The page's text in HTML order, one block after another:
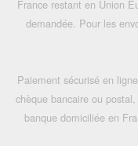
France restant en Union
demandée. Pour les
Paiement sécurisé en
chèque bancaire ou
banque domiciliée en